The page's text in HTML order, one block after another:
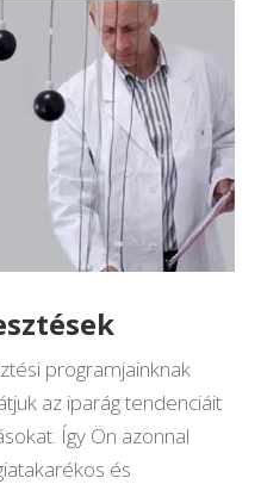
programjainknak
az iparág tendenciáit
Így Ön azonnal
és